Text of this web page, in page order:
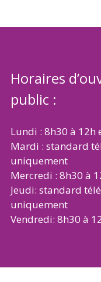
Horaires
public :
Lundi : 8h30 à 12h
Mardi : standard
uniquement
Mercredi : 8h30 à
Jeudi: standard
uniquement
Vendredi: 8h30 à